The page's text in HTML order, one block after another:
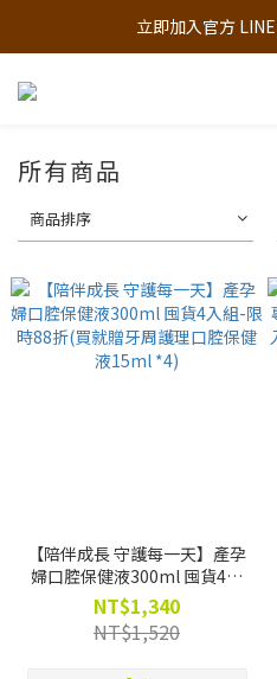
追蹤歐樂芬的Facebook
立即加入官方
追蹤歐樂芬的
所有商品
商品排序
【陪伴成長 守護每一天】產孕
婦口腔保健液300ml 囤貨4入
組-限時88折(買就贈牙周護理
口腔保健液15ml *4)
NT$1,340
NT$1,520